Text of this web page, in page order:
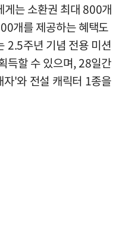
게는 소환권 최대 800개
개를 제공하는 혜택도
2.5주년 기념 전용 미션
득할 수 있으며, 28일간
'와 전설 캐릭터 1종을